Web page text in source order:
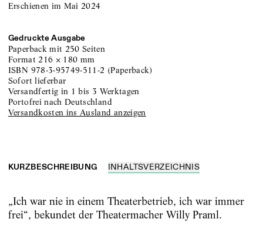
Erschienen im Mai 2024
Gedruckte Ausgabe
Paperback mit 250 Seiten
Format216 × 180 mm
ISBN 978-3-95749-511-2 (Paperback)
sofort lieferbar
versandfertig in 1 bis 3 Werktagen
portofrei nach Deutschland
Versandkosten ins Ausland anzeigen
KURZBESCHREIBUNG INHALTSVERZEICHNIS
„Ich war nie in einem Theaterbetrieb, ich war immer
frei“, bekundet der Theatermacher Willy Praml.